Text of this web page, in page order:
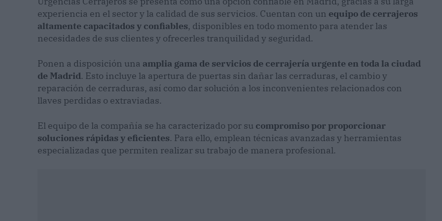
experiencia en el sector y la calidad de sus servicios. Cuentan con un equipo de cerrajeros
altamente capacitados y confiables, disponibles en todo momento para atender las
necesidades de sus clientes y ofrecerles tranquilidad y seguridad.
Ponen a disposición una amplia gama de servicios de cerrajería urgente en toda la ciudad
de Madrid. Esto incluye la apertura de puertas sin dañar las cerraduras, el cambio y
reparación de cerraduras, así como dar solución a los inconvenientes relacionados con
llaves perdidas o extraviadas.
El equipo de la compañía se ha caracterizado por su compromiso por proporcionar
soluciones rápidas y eficientes. Para ello, emplean técnicas avanzadas y herramientas
especializadas que permiten realizar su trabajo de manera profesional.